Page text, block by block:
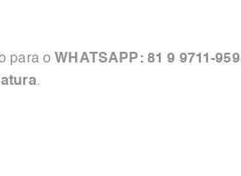
para o WHATSAPP: 81 9 9711-
.